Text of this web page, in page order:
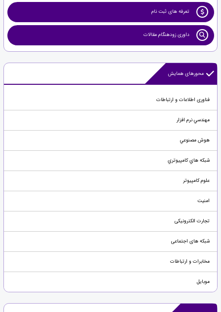
تعرفه های ثبت نام
داوری زودهنگام مقالات
محورهای همایش
فناوری اطلاعات و ارتباطات
مهندسي نرم افزار
هوش مصنوعي
شبکه هاي کامپيوتري
علوم کامپیوتر
امنيت
تجارت الکترونیکی
شبکه های اجتماعی
مخابرات و ارتباطات
موبایل